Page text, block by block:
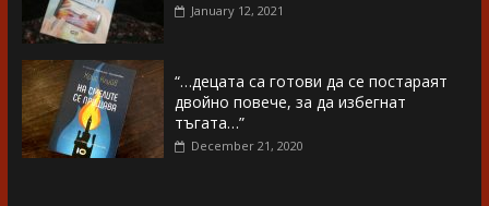
January 12, 2021
“…децата са готови да се постараят
двойно повече, за да избегнат
тъгата…”
December 21, 2020